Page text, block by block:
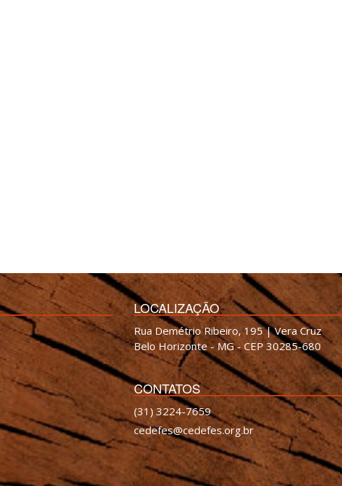
LOCALIZAÇÃO
Rua Demétrio Ribeiro, 195 | Vera Cruz
Belo Horizonte - MG - CEP 30285-680
CONTATOS
(31) 3224-7659
cedefes@cedefes.org.br